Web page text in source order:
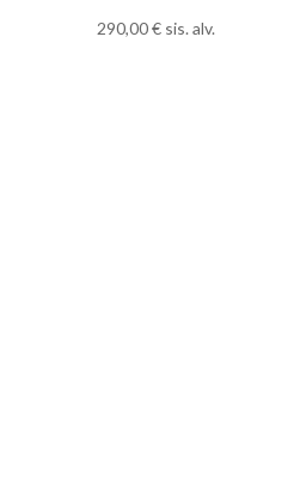
290,00€ sis. alv.